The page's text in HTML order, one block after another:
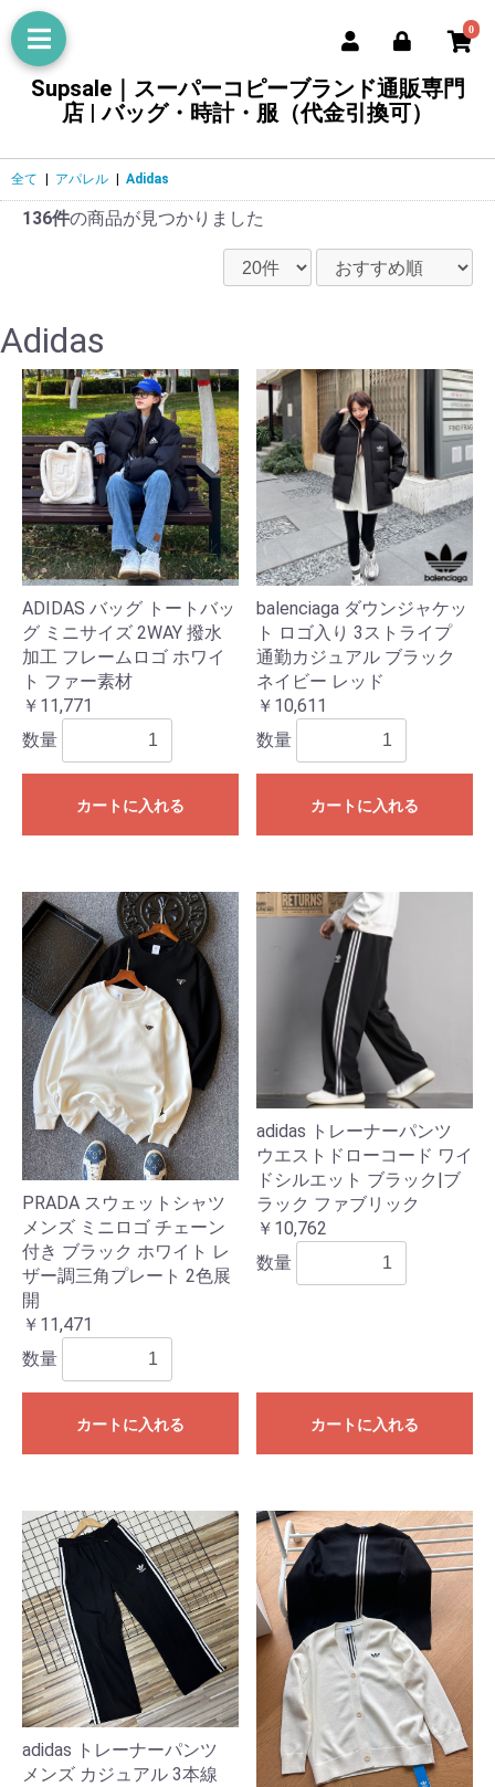
0
Supsale｜スーパーコピーブランド通販専門
店 | バッグ・時計・服（代金引換可）
全て アパレル Adidas
136件の商品が見つかりました
Adidas
ADIDAS バッグ トートバッ
グ ミニサイズ 2WAY 撥水
加工 フレームロゴ ホワイ
ト ファー素材
￥11,771
数量
カートに入れる
balenciaga ダウンジャケッ
ト ロゴ入り 3ストライプ
通勤カジュアル ブラック
ネイビー レッド
￥10,611
数量
カートに入れる
PRADA スウェットシャツ
メンズ ミニロゴ チェーン
付き ブラック ホワイト レ
ザー調三角プレート 2色展
開
￥11,471
数量
カートに入れる
adidas トレーナーパンツ
ウエストドローコード ワイ
ドシルエット ブラック|ブ
ラック ファブリック
￥10,762
数量
カートに入れる
adidas トレーナーパンツ
メンズ カジュアル 3本線